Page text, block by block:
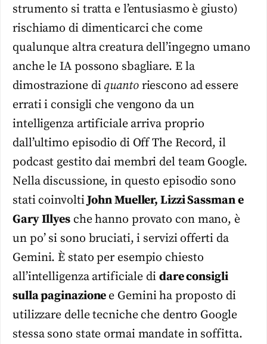
strumento si tratta e l’entusiasmo è giusto)
rischiamo di dimenticarci che come
qualunque altra creatura dell’ingegno umano
anche le IA possono sbagliare. E la
dimostrazione di quantoriescono ad essere
errati i consigli che vengono da un
intelligenza artificiale arriva proprio
dall’ultimo episodio di Off The Record, il
podcast gestito dai membri del team Google.
Nella discussione, in questo episodio sono
stati coinvoltiJohn Mueller, Lizzi Sassman e
Gary Illyesche hanno provato con mano, è
un po’ si sono bruciati, i servizi offerti da
Gemini. È stato per esempio chiesto
all’intelligenza artificiale di dare consigli
sulla paginazione e Gemini ha proposto di
utilizzare delle tecniche che dentro Google
stessa sono state ormai mandate in soffitta.